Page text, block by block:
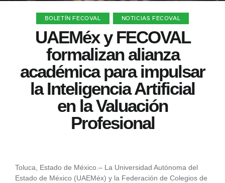
BOLETÍN FECOVAL NOTICIAS FECOVAL
UAEMéx y FECOVAL
formalizan alianza
académica para impulsar
la Inteligencia Artificial
en la Valuación
Profesional
Toluca, Estado de México.– La Universidad Autónoma del
Estado de México (UAEMéx) y la Federación de Colegios de